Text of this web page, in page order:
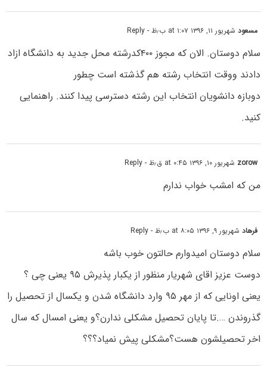
مسعودشهریور ۱۱, ۱۳۹۶ at ۱:۰۷ ب٫ظ - Reply
سلام دوستان. الان که مجوز ۴۰۰کدرشته محل جدید به دانشگاه ازاد
دادند ووقت انتخاب رشته هم گذشته است چطور
دوبازه دانشویان انتخاب این رشته دسترسی پیدا کنند. راهنمایی
کنید.
zorow شهریور ۱۰, ۱۳۹۶ at ۰:۴۵ ق٫ظ - Reply
من که امشب خواب ندارم
فرهادشهریور ۹, ۱۳۹۶ at ۸:۰۵ ب٫ظ - Reply
سلام دوستان امیدوارم حالتون خوب باشه
دوست عزیز اقای شهریار منظور از یکبار پذیرش ۹۵ یعنی چی ؟
یعنی اونایی که از مهر ۹۵ وارد دانشگاه شدن و یکسال از تحصیل را
گذروندن ….تا پایان تحصیل مشکلی ندارن؟و یعنی امسال که سال
اخر تحصیلشون هست؟مشکلی پیش نمیاد؟؟؟